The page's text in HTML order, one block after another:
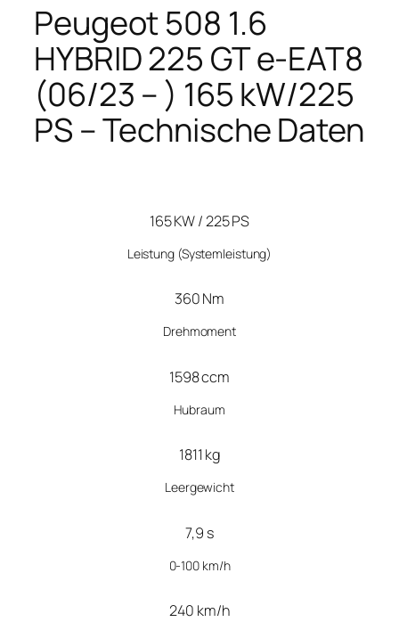
Peugeot 508 1.6
HYBRID 225 GT e-EAT8
(06/23 – ) 165 kW/225
PS – Technische Daten
165 KW / 225 PS
Leistung(Systemleistung)
360 Nm
Drehmoment
1598 ccm
Hubraum
1811 kg
Leergewicht
7,9 s
0-100 km/h
240 km/h